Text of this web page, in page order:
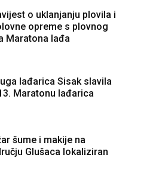
o uklanjanju plovila i
opreme s plovnog
Maratona lađa
lađarica Sisak slavila
Maratonu lađarica
šume i makije na
Glušaca lokaliziran